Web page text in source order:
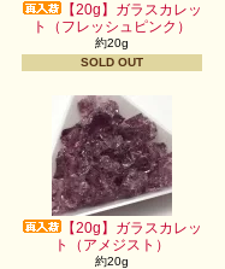
【20g】ガラスカレッ
ト（フレッシュピンク）
約20g
SOLD OUT
【20g】ガラスカレッ
ト（アメジスト）
約20g